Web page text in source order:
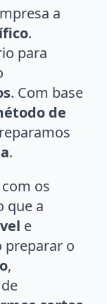
a
.
para
. Com base
de
.
os
que a
e
preparar o
,